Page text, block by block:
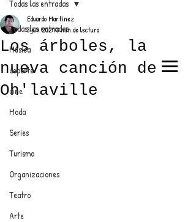
ANUNCIATE CON NOSOTROS
PARA MÁS INFORMACIÓN:
EL TRENDY TOP
CON EDDY MARTINEZ
Todas las entradas
Música
deporte
cine
Moda
Series
Turismo
Organizaciones
Teatro
Arte
Todas las entradas
Los árboles, la
nueva canción de
Oh'laville
Eduardo Martínez
3 jun 20213 min de lectura